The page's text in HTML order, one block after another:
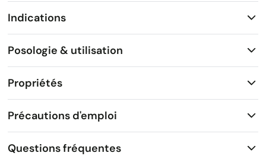
Indications
Posologie & utilisation
Propriétés
Précautions d'emploi
Questions fréquentes